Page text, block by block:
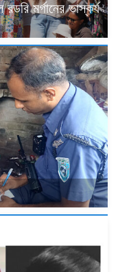
মর্গানের ভাস্কর্য